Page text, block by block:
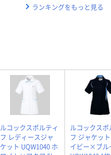
ランキングをもっと見る
ルコックスポルティ
フ レディースジャ
ケット UQW1040 ホ
ルコックス
フ ジャケッ
イビー×ブル